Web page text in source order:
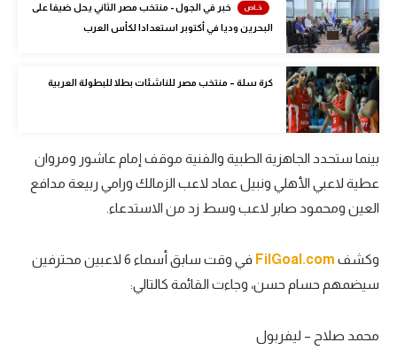
آسيا
أمريكا
ركن الألعاب
ميركاتو
تقرير في الجول
خبر في الجول - منتخب مصر الثاني يحل ضيفا على
البحرين وديا في أكتوبر استعدادا لكأس العرب
كرة سلة – منتخب مصر للناشئات بطلا للبطولة العربية
بينما ستحدد الجاهزية الطبية والفنية موقف إمام عاشور ومروان
عطية لاعبي الأهلي ونبيل عماد لاعب الزمالك ورامي ربيعة مدافع
العين ومحمود صابر لاعب وسط زد من الاستدعاء.
وكشف
في وقت سابق أسماء 6 لاعبين محترفين
سيضمهم حسام حسن، وجاءت القائمة كالتالي:
محمد صلاح – ليفربول